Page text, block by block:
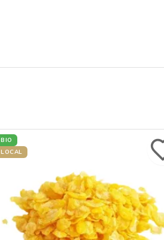
BIO
LOCAL